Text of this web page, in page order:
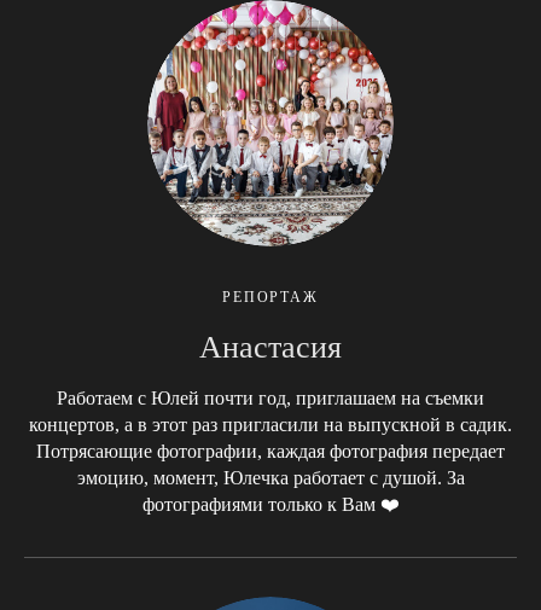
РЕПОРТАЖ
Анастасия
Работаем с Юлей почти год, приглашаем на съемки
концертов, а в этот раз пригласили на выпускной в садик.
Потрясающие фотографии, каждая фотография передает
эмоцию, момент, Юлечка работает с душой. За
фотографиями только к Вам ❤️